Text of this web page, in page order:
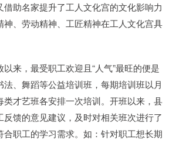
助名家提升了工人文化宫的文化影响力
神、劳动精神、工匠精神在工人文化宫具
来，最受职工欢迎且“人气”最旺的便是
、舞蹈等公益培训班，每期培训班以月
类才艺班各安排一次培训。开班以来，县
馈的意见建议，及时对相关班次进行了
合职工的学习需求。如：针对职工想长期